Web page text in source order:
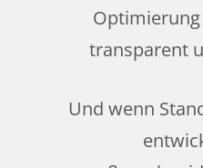
Optimierung
transparent
Und wenn